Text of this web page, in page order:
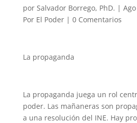
por Salvador Borrego, PhD. |
Por El Poder| 0 Comentarios
La propaganda
La propaganda juega un rol
poder. Las mañaneras son
a una resolución del INE. Hay